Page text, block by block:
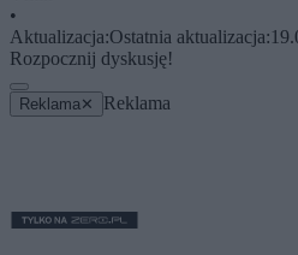
•
Aktualizacja:Ostatnia aktualizacja:
Rozpocznij dyskusję!
Reklama ✕ Reklama